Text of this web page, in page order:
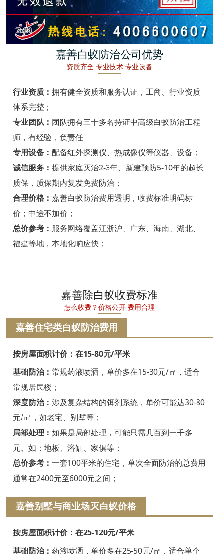
淳安白蚁防治
宁波白蚁防治
象山白蚁防治
温州白蚁防治
瑞安白蚁防治
乐清白蚁防治
龙港白蚁防治
永嘉白蚁防治
平阳白蚁防治
嘉兴白蚁防治
平湖白蚁防治
海宁白蚁防治
嘉善白蚁防治
海盐白蚁防治
湖州白蚁防治
长兴白蚁防治
安吉白蚁防治
嘉善白蚁防治公司优势
资质齐全 专业技术 专业设备
行业资质： 拥有健全资质和服务认证，工商、行业资质
体系完整；
专业团队： 团队拥有三十多名持证中高级白蚁防治工程
师，有经验，负责任
专用设备： 配备红外探测仪、热成像仪等仪器、设备；
诚信服务： 提供家庭灭治2-3年、新建预防5-10年的超长
质保，质保期内复发免费防治；
合理价格： 嘉善白蚁防治费用透明，收费标准明码标
价；中途不加价；
总价参考： 服务网络覆盖江浙沪、广东、海南、湖北、
福建等地，本地化响应快；
嘉善除白蚁收费标准
怎么收费？价格公开 费用合理
嘉善住宅类白蚁防治费用
按房屋面积计价：在15-80元/平米
基础防治： 常规药液喷洒，单价多在15-30元/㎡，适合
常规居民楼；
深度防治： 涉及复杂结构的饵剂系统，单价可能达30-80
元/㎡，如老宅、别墅等；
局部处理： 如果是局部处理，可能只需几百到一千多
元。如：地板、浴缸、家俱等；
总价参考： 一套100平米的住宅，单次全面防治的总费用
通常在2400元至6000元之间；
嘉善别墅与商业场灭白蚁价格
按房屋面积计价：在25-120元/平米
基础防治： 药液喷洒，单价多在25-50元/㎡，适合单个